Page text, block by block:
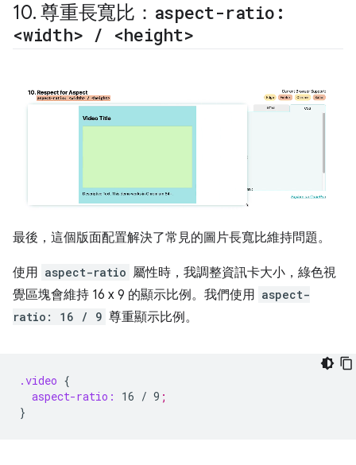
10. 尊重長寬比： aspect-ratio:
<width> / <height>
最後，這個版面配置解決了常見的圖片長寬比維持問題。
使用 aspect-ratio 屬性時，我調整資訊卡大小，綠色視
覺區塊會維持 16 x 9 的顯示比例。我們使用 aspect-
ratio: 16 / 9 尊重顯示比例。
.video {
aspect-ratio:
16 / 9 ;
}